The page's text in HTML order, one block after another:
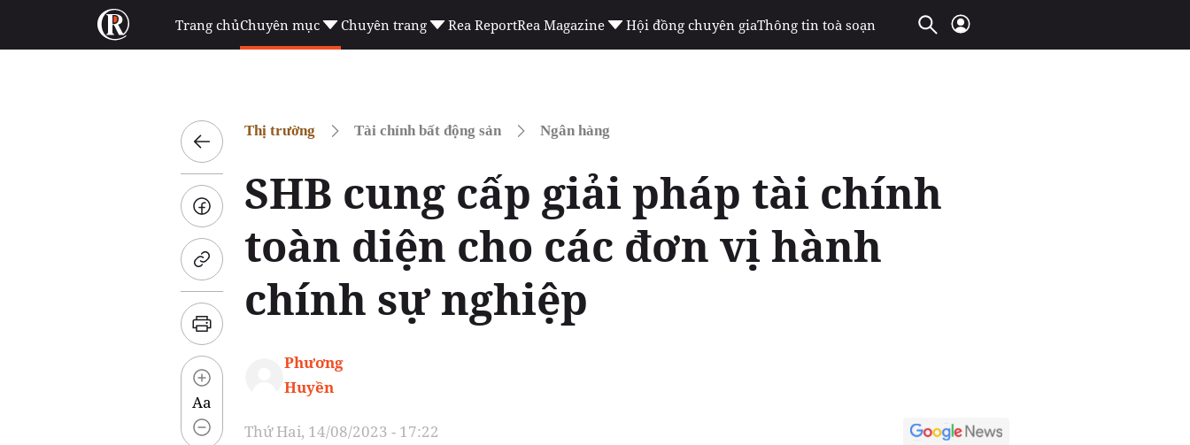
Trang chủChuyên mục Chuyên trang Rea ReportRea Magazine Hội đồng chuyên giaThông tin toà soạn
Aa
Thị trường Tài chính bất động sản Ngân hàng
SHB cung cấp giải pháp tài chính
toàn diện cho các đơn vị hành
chính sự nghiệp
Phương
Huyền
Thứ Hai, 14/08/2023 - 17:22